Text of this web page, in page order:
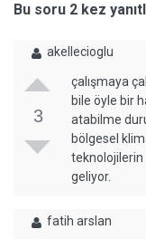
Bu soru 2 kez
akellecioglu
3
çalışmaya
bile öyle bir
atabilme
bölgesel
teknolojilerin
geliyor.
fatih arslan